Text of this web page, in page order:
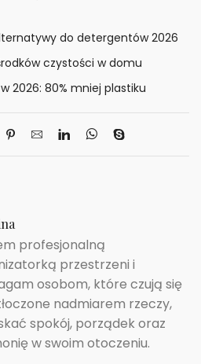
do detergentów 2026
czystości w domu
2026: 80% mniej plastiku
profesjonalną
przestrzeni i
osobom, które czują się
nadmiarem rzeczy,
spokój, porządek oraz
w swoim otoczeniu.